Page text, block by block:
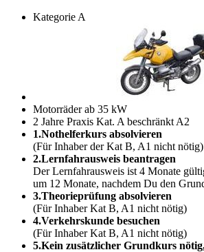
Kategorie A
Motorräder ab 35 kW
2 Jahre Praxis Kat. A beschränkt A2
1.Nothelferkurs absolvieren
(Für Inhaber der Kat B, A1 nicht nötig)
2.Lernfahrausweis beantragen
Der Lernfahrausweis ist 4 Monate
um 12 Monate, nachdem Du den
3.Theorieprüfung absolvieren
(Für Inhaber Kat B, A1 nicht nötig)
4.Verkehrskunde besuchen
(Für Inhaber Kat B, A1 nicht nötig)
5.Kein zusätzlicher Grundkurs